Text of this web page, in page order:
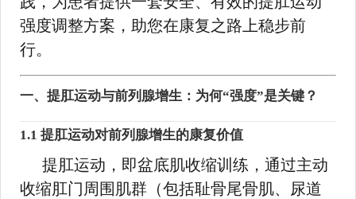
强度调整方案，助您在康复之路上稳步前
行。
一、提肛运动与前列腺增生：为何“强度”是关键？
1.1 提肛运动对前列腺增生的康复价值
提肛运动，即盆底肌收缩训练，通过主动
收缩肛门周围肌群（包括耻骨尾骨肌、尿道